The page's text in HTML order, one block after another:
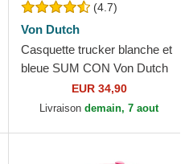
(4.7)
Von Dutch
Casquette trucker blanche et
bleue SUM CON Von Dutch
EUR 34,90
Livraison demain, 7 aout